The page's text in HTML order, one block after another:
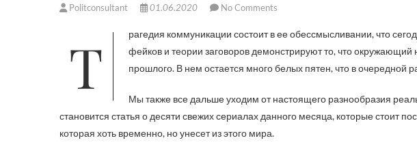
Politconsultant 01.06.2020 No Comments
Трагедия коммуникации состоит в ее обессмысливании, что сегодня резко усилил коронавирус. Появление
фейков и теории заговоров демонстрируют то, что
прошлого. В нем остается много белых пятен, что в очередной
Мы также все дальше уходим от настоящего разнообразия
становится статья о десяти свежих сериалах данного месяца, которые стоит
которая хоть временно, но унесет из этого мира.